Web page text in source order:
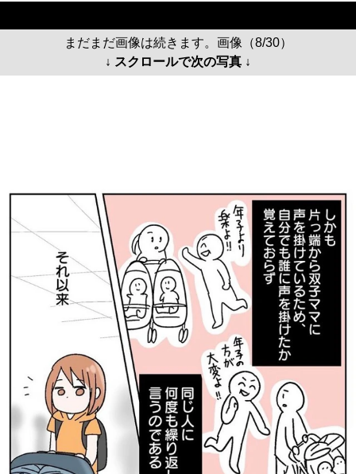
まだまだ画像は続きます。画像（8/30）
↓ スクロールで次の写真 ↓